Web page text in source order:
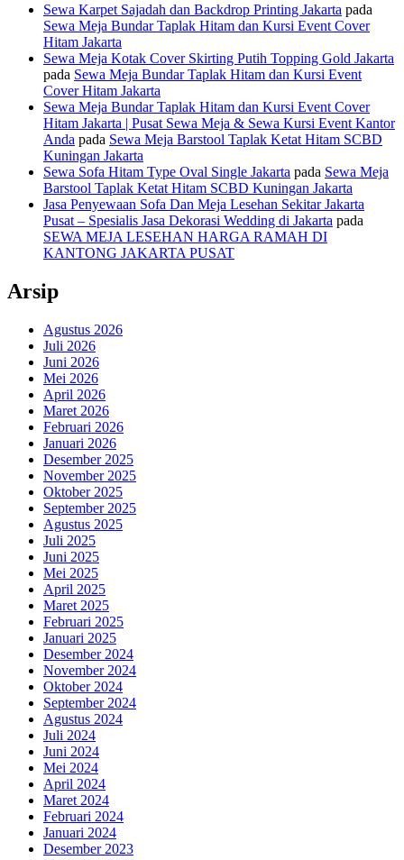
Sewa Karpet Sajadah dan Backdrop Printing Jakarta pada
Sewa Meja Bundar Taplak Hitam dan Kursi Event Cover
Hitam Jakarta
Sewa Meja Kotak Cover Skirting Putih Topping Gold Jakarta
pada Sewa Meja Bundar Taplak Hitam dan Kursi Event
Cover Hitam Jakarta
Sewa Meja Bundar Taplak Hitam dan Kursi Event Cover
Hitam Jakarta | Pusat Sewa Meja & Sewa Kursi Event Kantor
Anda pada Sewa Meja Barstool Taplak Ketat Hitam SCBD
Kuningan Jakarta
Sewa Sofa Hitam Type Oval Single Jakarta pada Sewa Meja
Barstool Taplak Ketat Hitam SCBD Kuningan Jakarta
Jasa Penyewaan Sofa Dan Meja Lesehan Sekitar Jakarta
Pusat – Spesialis Jasa Dekorasi Wedding di Jakarta pada
SEWA MEJA LESEHAN HARGA RAMAH DI
KANTONG JAKARTA PUSAT
Arsip
Agustus 2026
Juli 2026
Juni 2026
Mei 2026
April 2026
Maret 2026
Februari 2026
Januari 2026
Desember 2025
November 2025
Oktober 2025
September 2025
Agustus 2025
Juli 2025
Juni 2025
Mei 2025
April 2025
Maret 2025
Februari 2025
Januari 2025
Desember 2024
November 2024
Oktober 2024
September 2024
Agustus 2024
Juli 2024
Juni 2024
Mei 2024
April 2024
Maret 2024
Februari 2024
Januari 2024
Desember 2023